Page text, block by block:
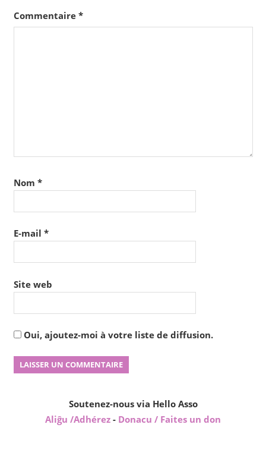
Commentaire *
Nom *
E-mail *
Site web
Oui, ajoutez-moi à votre liste de diffusion.
Soutenez-nous via Hello Asso
Aliĝu /Adhérez - Donacu / Faites un don